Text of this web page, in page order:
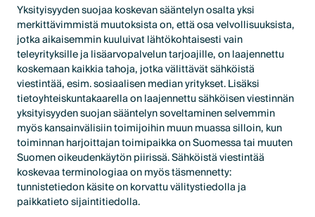
Yksityisyyden suojaa koskevan sääntelyn osalta yksi
merkittävimmistä muutoksista on, että osa velvollisuuksista,
jotka aikaisemmin kuuluivat lähtökohtaisesti vain
teleyrityksille ja lisäarvopalvelun tarjoajille, on laajennettu
koskemaan kaikkia tahoja, jotka välittävät sähköistä
viestintää, esim. sosiaalisen median yritykset. Lisäksi
tietoyhteiskuntakaarella on laajennettu sähköisen viestinnän
yksityisyyden suojan sääntelyn soveltaminen selvemmin
myös kansainvälisiin toimijoihin muun muassa silloin, kun
toiminnan harjoittajan toimipaikka on Suomessa tai muuten
Suomen oikeudenkäytön piirissä. Sähköistä viestintää
koskevaa terminologiaa on myös täsmennetty:
tunnistetiedon käsite on korvattu välitystiedolla ja
paikkatieto sijaintitiedolla.